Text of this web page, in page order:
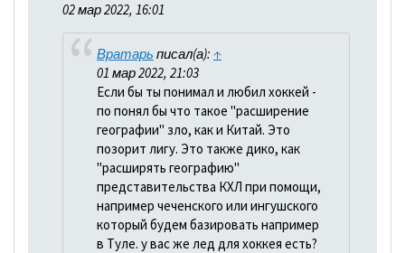
02 мар 2022, 16:01
Вратарь писал(а): ↑
01 мар 2022, 21:03
Если бы ты понимал и любил хоккей -
по понял бы что такое "расширение
географии" зло, как и Китай. Это
позорит лигу. Это также дико, как
"расширять географию"
представительства КХЛ при помощи,
например чеченского или ингушского
который будем базировать например
в Туле. у вас же лед для хоккея есть?